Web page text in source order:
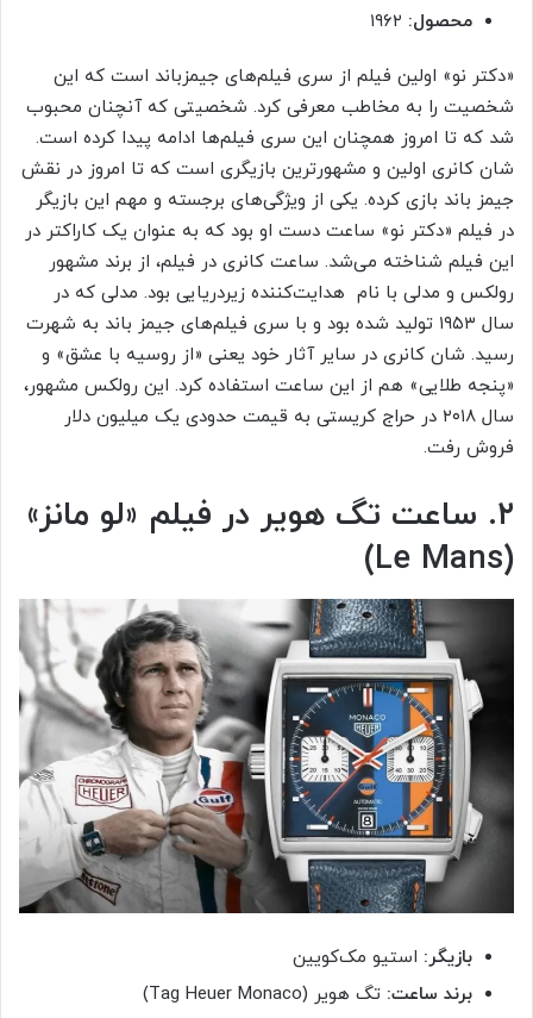
محصول:
«دکتر نو» اولین فیلم از سری فیلم‌های جیمزباند است که این
شخصیت را به مخاطب معرفی کرد. شخصیتی که آنچنان محبوب
شد که تا امروز همچنان این سری فیلم‌ها ادامه پیدا کرده است.
شان کانری اولین و مشهورترین بازیگری است که تا امروز در نقش
جیمز باند بازی کرده. یکی از ویژگی‌های برجسته و مهم این بازیگر
در فیلم «دکتر نو» ساعت دست او بود که به عنوان یک کاراکتر در
این فیلم شناخته می‌شد. ساعت کانری در فیلم، از برند مشهور
رولکس و مدلی با نام هدایت‌کننده زیردریایی بود. مدلی که در
سال ۱۹۵۳ تولید شده بود و با سری فیلم‌های جیمز باند به شهرت
رسید. شان کانری در سایر آثار خود یعنی «از روسیه با عشق» و
«پنجه طلایی» هم از این ساعت استفاده کرد. این رولکس مشهور،
سال ۲۰۱۸ در حراج کریستی به قیمت حدودی یک میلیون دلار
فروش رفت.
۲. ساعت تگ هویر در فیلم «لو مانز»
(Le Mans)
بازیگر: استیو مک‌کویین
برند ساعت: تگ هویر (Tag Heuer Monaco)